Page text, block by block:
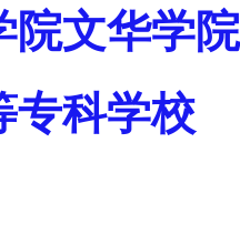
院文华学院
专科学校